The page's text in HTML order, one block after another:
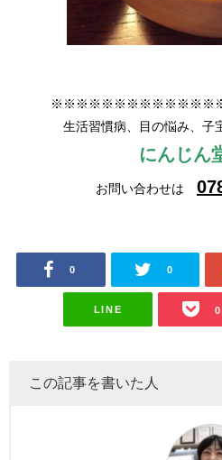
生活習慣病、目の悩み、子
にんじん
お問い合わせは
0 0
LINE 0
この記事を書いた人